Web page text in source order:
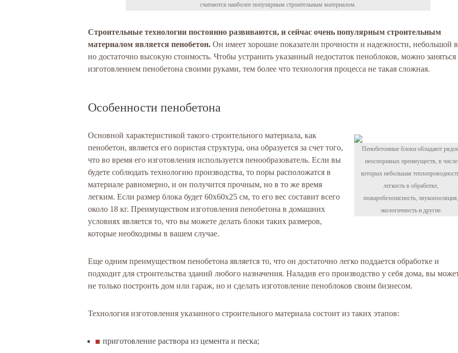
считаются наиболее популярным строительным материалом.
Строительные технологии постоянно развиваются, и сейчас очень популярным строительным
материалом является пенобетон. Он имеет хорошие показатели прочности и надежности, небольшой
но достаточно высокую стоимость. Чтобы устранить указанный недостаток пеноблоков, можно заняться
изготовлением пенобетона своими руками, тем более что технология процесса не такая сложная.
Особенности пенобетона
Пенобетонные блоки обладают
неоспоримых преимуществ, в числе
которых небольшая
легкость в обработке,
пожаробезопасность,
экологичность и другие.
Основной характеристикой такого строительного материала, как
пенобетон, является его пористая структура, она образуется за счет того,
что во время его изготовления используется пенообразователь. Если вы
будете соблюдать технологию производства, то поры расположатся в
материале равномерно, и он получится прочным, но в то же время
легким. Если размер блока будет 60х60х25 см, то его вес составит всего
около 18 кг. Преимуществом изготовления пенобетона в домашних
условиях является то, что вы можете делать блоки таких размеров,
которые необходимы в вашем случае.
Еще одним преимуществом пенобетона является то, что он достаточно легко поддается обработке и
подходит для строительства зданий любого назначения. Наладив его производство у себя дома, вы
не только построить дом или гараж, но и сделать изготовление пеноблоков своим бизнесом.
Технология изготовления указанного строительного материала состоит из таких этапов:
приготовление раствора из цемента и песка;